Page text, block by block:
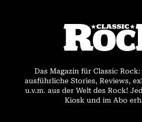
Das Magazin für Classic
ausführliche Stories, Reviews,
u.v.m. aus der Welt des Rock!
Kiosk und im Abo